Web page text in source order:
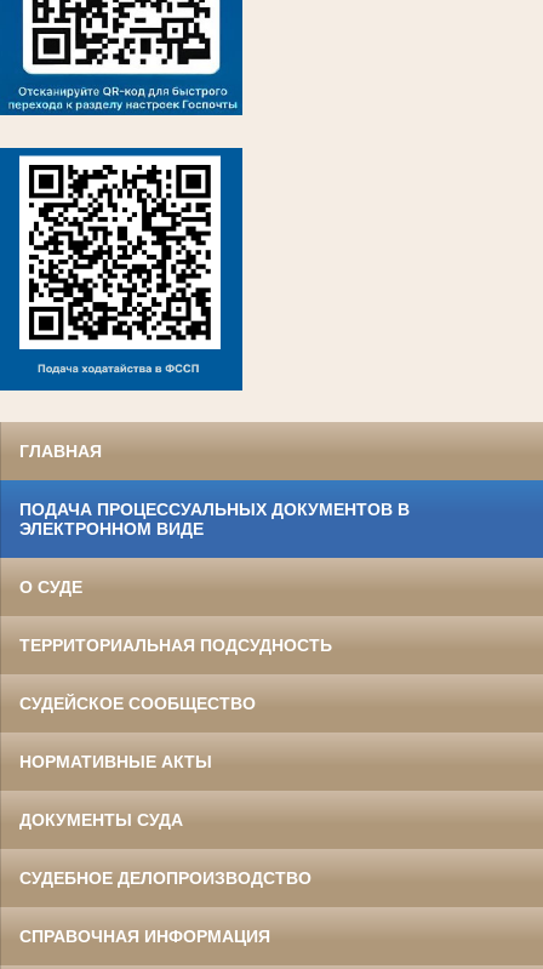
ГЛАВНАЯ
ПОДАЧА ПРОЦЕССУАЛЬНЫХ ДОКУМЕНТОВ В
ЭЛЕКТРОННОМ ВИДЕ
О СУДЕ
ТЕРРИТОРИАЛЬНАЯ ПОДСУДНОСТЬ
СУДЕЙСКОЕ СООБЩЕСТВО
НОРМАТИВНЫЕ АКТЫ
ДОКУМЕНТЫ СУДА
СУДЕБНОЕ ДЕЛОПРОИЗВОДСТВО
СПРАВОЧНАЯ ИНФОРМАЦИЯ